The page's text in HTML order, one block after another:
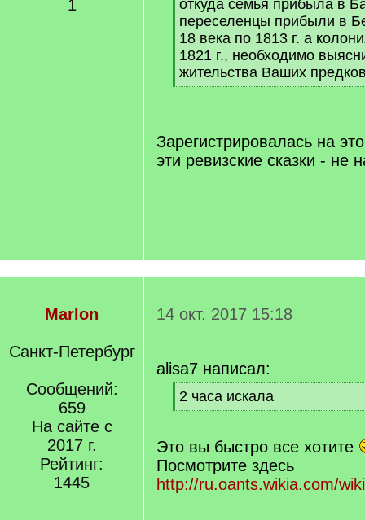
1
откуда семья прибыла в
переселенцы прибыли в
18 века по 1813 г. а
1821 г., необходимо
жительства Ваших
[
Зарегистрировалась на
эти ревизские сказки - не
Marlon
Санкт-Петербург
Сообщений:
659
На сайте с
2017 г.
Рейтинг:
1445
14 окт. 2017 15:18
alisa7 написал:
[
q
2 часа искала
[
q
]
Это вы быстро все хотите
Посмотрите здесь
http://ru.oants.wikia.com/